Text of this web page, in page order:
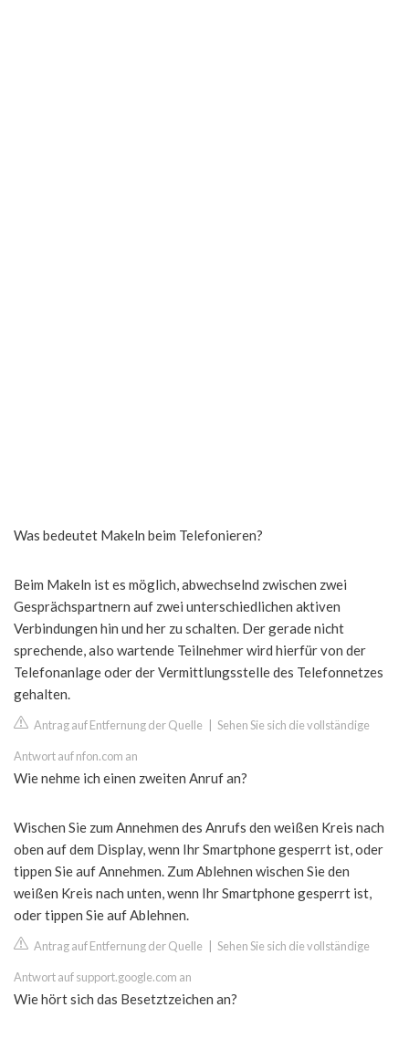
Was bedeutet Makeln beim Telefonieren?
Beim Makeln ist es möglich, abwechselnd zwischen zwei
Gesprächspartnern auf zwei unterschiedlichen aktiven
Verbindungen hin und her zu schalten. Der gerade nicht
sprechende, also wartende Teilnehmer wird hierfür von der
Telefonanlage oder der Vermittlungsstelle des Telefonnetzes
gehalten.
Antrag auf Entfernung der Quelle Sehen Sie sich die vollständige
Antwort auf nfon.com an
Wie nehme ich einen zweiten Anruf an?
Wischen Sie zum Annehmen des Anrufs den weißen Kreis nach
oben auf dem Display, wenn Ihr Smartphone gesperrt ist, oder
tippen Sie auf Annehmen. Zum Ablehnen wischen Sie den
weißen Kreis nach unten, wenn Ihr Smartphone gesperrt ist,
oder tippen Sie auf Ablehnen.
Antrag auf Entfernung der Quelle Sehen Sie sich die vollständige
Antwort auf support.google.com an
Wie hört sich das Besetztzeichen an?